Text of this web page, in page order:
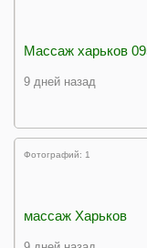
Массаж харьков
9 дней назад
Фотографий: 1
массаж Харьков